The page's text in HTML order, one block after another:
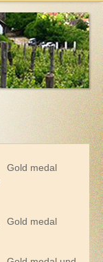
Gold medal
Gold medal